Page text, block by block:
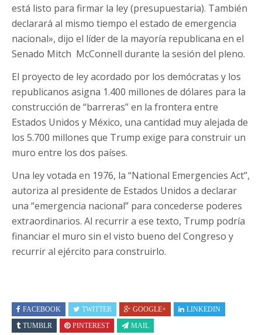
está listo para firmar la ley (presupuestaria). También
declarará al mismo tiempo el estado de emergencia
nacional», dijo el líder de la mayoría republicana en el
Senado Mitch McConnell durante la sesión del pleno.
El proyecto de ley acordado por los demócratas y los
republicanos asigna 1.400 millones de dólares para la
construcción de “barreras” en la frontera entre
Estados Unidos y México, una cantidad muy alejada de
los 5.700 millones que Trump exige para construir un
muro entre los dos países.
Una ley votada en 1976, la “National Emergencies Act”,
autoriza al presidente de Estados Unidos a declarar
una “emergencia nacional” para concederse poderes
extraordinarios. Al recurrir a ese texto, Trump podría
financiar el muro sin el visto bueno del Congreso y
recurrir al ejército para construirlo.
FACEBOOK TWITTER GOOGLE+
LINKEDIN
TUMBLR
PINTEREST MAIL